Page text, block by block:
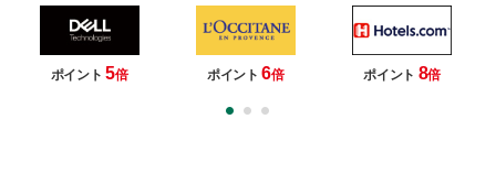
ポイント5倍 ポイント6倍 ポイント 8倍